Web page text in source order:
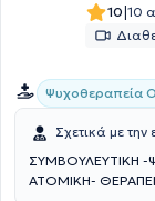
10|10
Ψυχοθεραπεία
Σχετικά με την
ΣΥΜΒΟΥΛΕΥΤΙΚΗ
ΑΤΟΜΙΚΗ-